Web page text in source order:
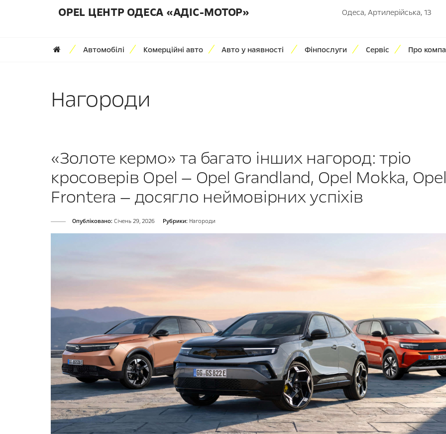
OPEL ЦЕНТР ОДЕСА «АДІС-МОТОР» Одеса, Артилерійська, 13
Автомобілі Комерційні авто Авто у наявності Фінпослуги Сервіс Про
Нагороди
«Золоте кермо» та багато інших нагород: тріо
кросоверів Opel — Opel Grandland, Opel Mokka,
Frontera — досягло неймовірних успіхів
Опубліковано: Cічень 29, 2026 Рубрики: Нагороди